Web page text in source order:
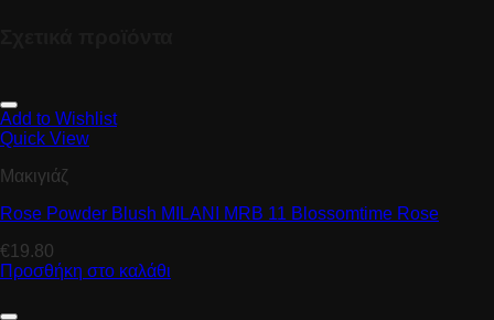
Add to Wishlist
Quick View
Μακιγιάζ
Rose Powder Blush MILANI MRB 11 Blossomtime Rose
€19.80
Προσθήκη στο καλάθι